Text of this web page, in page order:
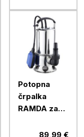
Potopna
črpalka
RAMDA za
vodo, 1100
89,99 €